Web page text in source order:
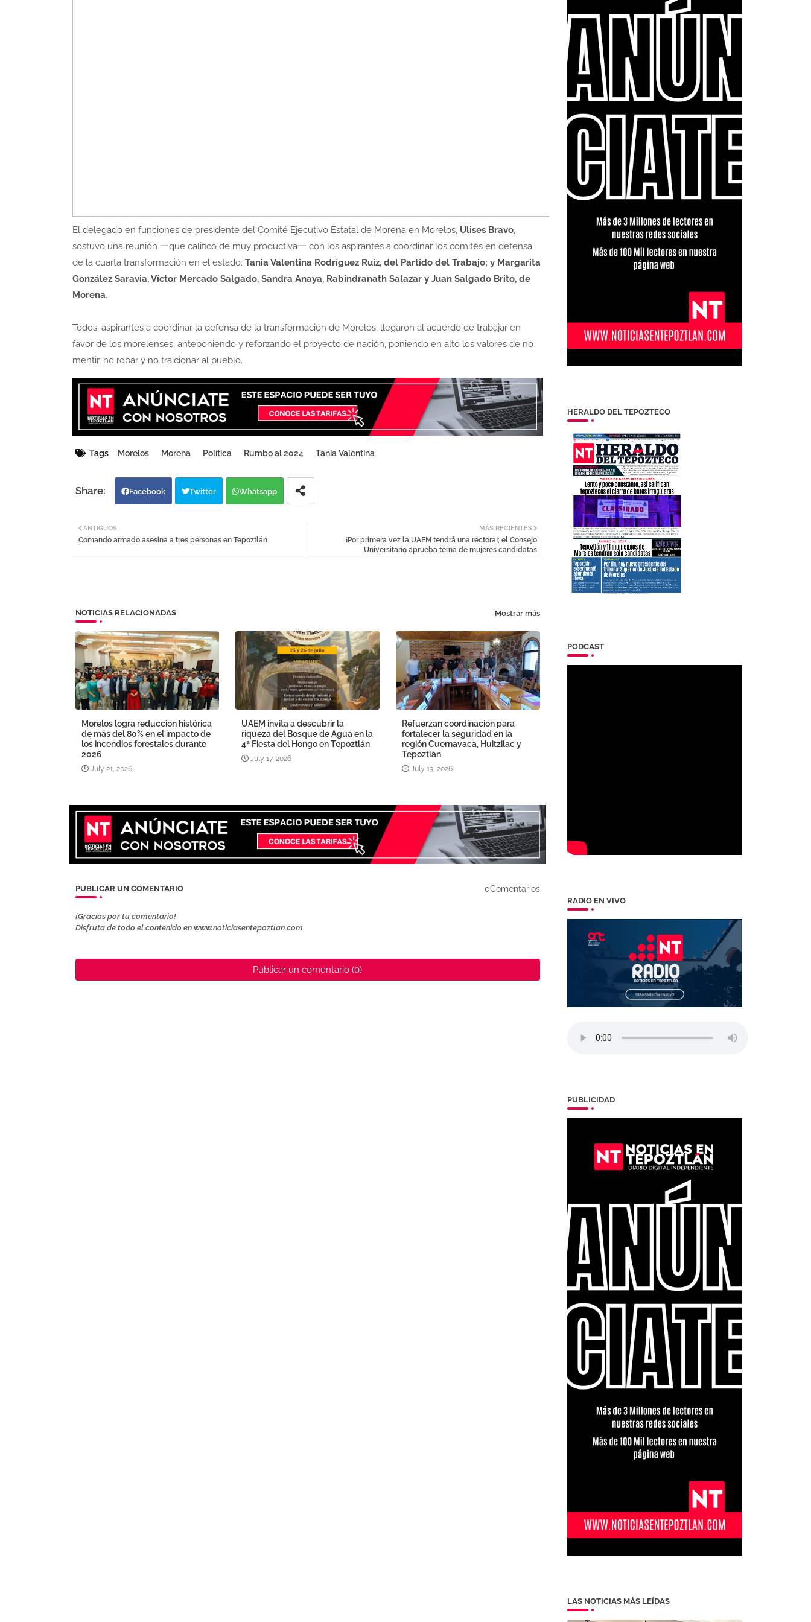
El delegado en funciones de presidente del Comité Ejecutivo Estatal de Morena en Morelos, Ulises Bravo,
sostuvo una reunión 一que calificó de muy productiva一 con los aspirantes a coordinar los comités en defensa
de la cuarta transformación en el estado: Tania Valentina Rodríguez Ruíz, del Partido del Trabajo; y Margarita
González Saravia, Víctor Mercado Salgado, Sandra Anaya, Rabindranath Salazar y Juan Salgado Brito, de
Morena.
Todos, aspirantes a coordinar la defensa de la transformación de Morelos, llegaron al acuerdo de trabajar en
favor de los morelenses, anteponiendo y reforzando el proyecto de nación, poniendo en alto los valores de no
mentir, no robar y no traicionar al pueblo.
Tags Morelos Morena Política Rumbo al 2024 Tania Valentina
Facebook Twitter Whatsapp
MÁS RECIENTES
¡Por primera vez la UAEM tendrá una rectora!; el Consejo
Universitario aprueba terna de mujeres candidatas
ANTIGUOS
Comando armado asesina a tres personas en Tepoztlán
NOTICIAS RELACIONADAS Mostrar más
Morelos logra reducción histórica
de más del 80% en el impacto de
los incendios forestales durante
2026
July 21, 2026
UAEM invita a descubrir la
riqueza del Bosque de Agua en la
4ª Fiesta del Hongo en Tepoztlán
July 17, 2026
Refuerzan coordinación para
fortalecer la seguridad en la
región Cuernavaca, Huitzilac y
Tepoztlán
July 13, 2026
PUBLICAR UN COMENTARIO 0Comentarios
¡Gracias por tu comentario!
Disfruta de todo el contenido en www.noticiasentepoztlan.com
Publicar un comentario (0)
HERALDO DEL TEPOZTECO
PODCAST
RADIO EN VIVO
PUBLICIDAD
LAS NOTICIAS MÁS LEÍDAS